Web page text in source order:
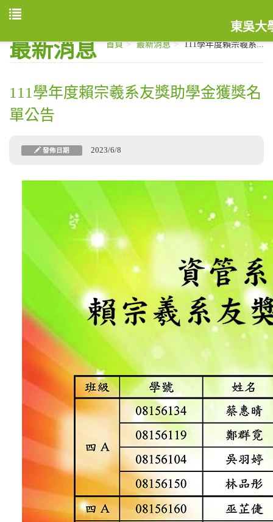
東吳大
最新消息 首頁 最新消息 111學年度賴宗羲系...
111學年度賴宗羲系友獎助學金獲獎名
單公告
發佈日期 2023/6/8